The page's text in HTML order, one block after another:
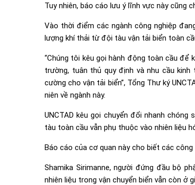
Tuy nhiên, báo cáo lưu ý lĩnh vực này cũng
Vào thời điểm các ngành công nghiệp
lượng khí thải từ đội tàu vận tải biển toàn
“Chúng tôi kêu gọi hành động toàn cầu để
trường, tuân thủ quy định và nhu cầu
cường cho vận tải biển”, Tổng Thư ký
niên về ngành này.
UNCTAD kêu gọi chuyển đổi nhanh
tàu toàn cầu vẫn phụ thuộc vào nhiên liệu
Báo cáo của cơ quan này cho biết các
Shamika Sirimanne, người đứng đầu bộ
nhiên liệu trong vận chuyển biển vẫn còn ở